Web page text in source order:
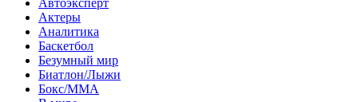
Актеры
Аналитика
Баскетбол
Безумный мир
Биатлон/Лыжи
Бокс/MMA